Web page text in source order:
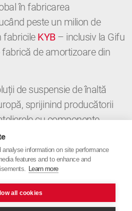
în fabricarea
peste un milion de
fabricile KYB– inclusiv la Gifu
de amortizoare din
de suspensie de înaltă
sprijinind producătorii
cu componente
De la OE la
combină precizia
europeană.
information on site performance
features and to enhance and
Learn more
all cookies